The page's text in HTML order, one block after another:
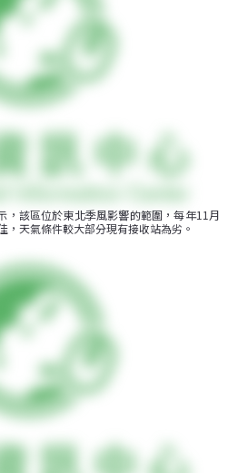
，該區位於東北季風影響的範圍，每年11月
，天氣條件較大部分現有接收站為劣。